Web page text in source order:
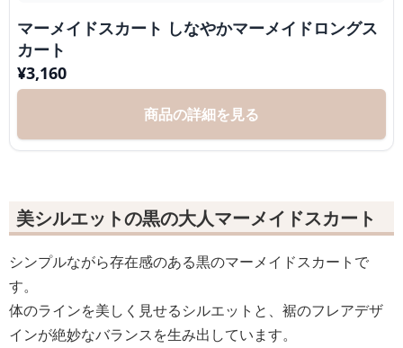
マーメイドスカート しなやかマーメイドロングス
カート
¥3,160
商品の詳細を見る
美シルエットの黒の大人マーメイドスカート
シンプルながら存在感のある黒のマーメイドスカートで
す。
体のラインを美しく見せるシルエットと、裾のフレアデザ
インが絶妙なバランスを生み出しています。